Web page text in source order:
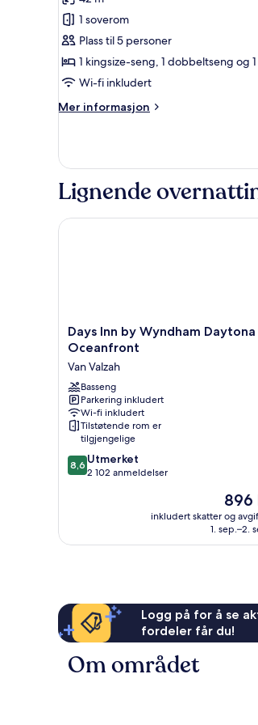
havkanten
standard,
soverom,
tekjøkken
(Sunset
View)
1 soverom
Plass til 5 personer
1 kingsize-seng, 1 dobbeltseng og
Wi-fi inkludert
Mer informasjon
Mer
–
tekjøkken
Lignende
Days
Inn
Wyndham
Daytona
Oceanfront
Van
Valzah
Days Inn by Wyndham Daytona
Oceanfront
Van Valzah
Basseng
Parkering inkludert
Wi-fi inkludert
Tilstøtende rom er
tilgjengelige
8.6
av
8,6 Utmerket
2 102 anmeldelser
Prisen
er
896 kr
896
inkludert skatter og
1. sep.–2.
Days Inn by Wyndham Daytona
Logg på for å se
fordeler får du!
Om området